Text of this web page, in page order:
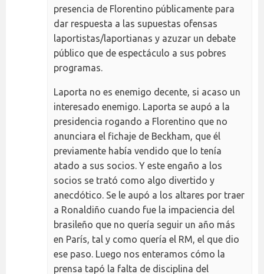
presencia de Florentino públicamente para
dar respuesta a las supuestas ofensas
laportistas/laportianas y azuzar un debate
público que de espectáculo a sus pobres
programas.
Laporta no es enemigo decente, si acaso un
interesado enemigo. Laporta se aupó a la
presidencia rogando a Florentino que no
anunciara el fichaje de Beckham, que él
previamente había vendido que lo tenía
atado a sus socios. Y este engaño a los
socios se trató como algo divertido y
anecdótico. Se le aupó a los altares por traer
a Ronaldiño cuando fue la impaciencia del
brasileño que no quería seguir un año más
en París, tal y como quería el RM, el que dio
ese paso. Luego nos enteramos cómo la
prensa tapó la falta de disciplina del